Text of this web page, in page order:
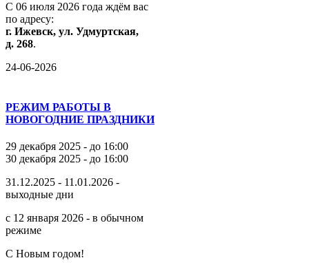
С 06 июля 2026 года ждём вас
по адресу:
г. Ижевск, ул. Удмуртская,
д. 268.
24-06-2026
РЕЖИМ РАБОТЫ В
НОВОГОДНИЕ ПРАЗДНИКИ
29 декабря 2025 - до 16:00
30 декабря 2025 - до 16:00
31.12.2025 - 11.01.2026 -
выходные дни
с 12 января 2026 - в обычном
режиме
С Новым годом!